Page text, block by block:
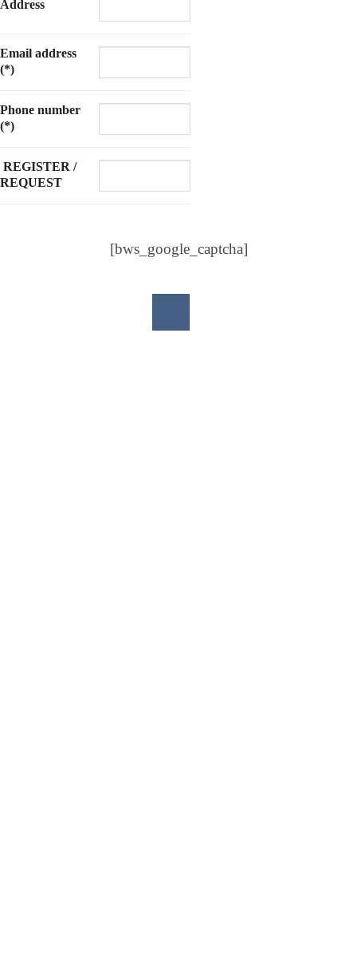
Address
Email address
(*)
Phone number
(*)
REGISTER /
REQUEST
[bws_google_captcha]